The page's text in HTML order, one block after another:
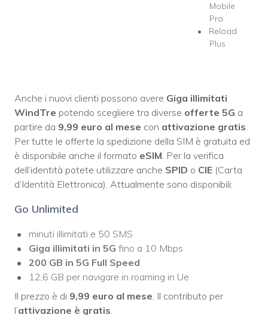
Mobile
Pro
Reload
Plus
Anche i nuovi clienti possono avere Giga illimitati
WindTre potendo scegliere tra diverse offerte 5G a
partire da 9,99 euro al mese con attivazione gratis.
Per tutte le offerte la spedizione della SIM è gratuita ed
è disponibile anche il formato eSIM. Per la verifica
dell’identità potete utilizzare anche SPID o CIE (Carta
d’Identità Elettronica). Attualmente sono disponibili:
Go Unlimited
minuti illimitati e 50 SMS
Giga illimitati in 5G fino a 10 Mbps
200 GB in 5G Full Speed
12,6 GB per navigare in roaming in Ue
Il prezzo è di 9,99 euro al mese. Il contributo per
l’attivazione è gratis.